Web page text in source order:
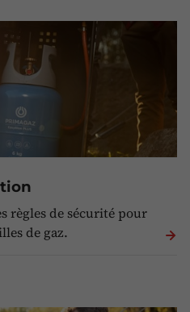
règles de sécurité pour
de gaz.